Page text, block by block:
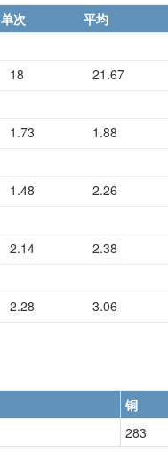
单次 平均
18 21.67
1.73 1.88
1.48 2.26
2.14 2.38
2.28 3.06
铜
283